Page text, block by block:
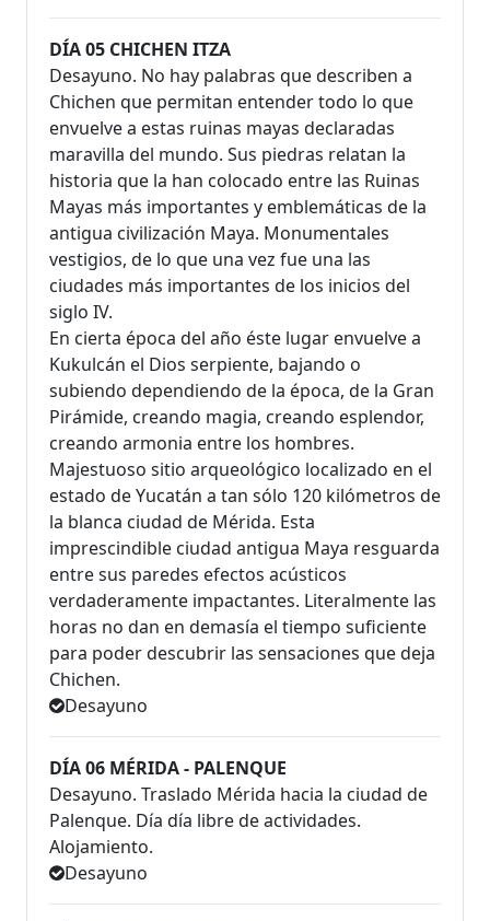
DÍA 05 CHICHEN ITZA
Desayuno. No hay palabras que describen a
Chichen que permitan entender todo lo que
envuelve a estas ruinas mayas declaradas
maravilla del mundo. Sus piedras relatan la
historia que la han colocado entre las Ruinas
Mayas más importantes y emblemáticas de la
antigua civilización Maya. Monumentales
vestigios, de lo que una vez fue una las
ciudades más importantes de los inicios del
siglo IV.
En cierta época del año éste lugar envuelve a
Kukulcán el Dios serpiente, bajando o
subiendo dependiendo de la época, de la Gran
Pirámide, creando magia, creando esplendor,
creando armonia entre los hombres.
Majestuoso sitio arqueológico localizado en el
estado de Yucatán a tan sólo 120 kilómetros de
la blanca ciudad de Mérida. Esta
imprescindible ciudad antigua Maya resguarda
entre sus paredes efectos acústicos
verdaderamente impactantes. Literalmente las
horas no dan en demasía el tiempo suficiente
para poder descubrir las sensaciones que deja
Chichen.
Desayuno
DÍA 06 MÉRIDA - PALENQUE
Desayuno. Traslado Mérida hacia la ciudad de
Palenque. Día día libre de actividades.
Alojamiento.
Desayuno